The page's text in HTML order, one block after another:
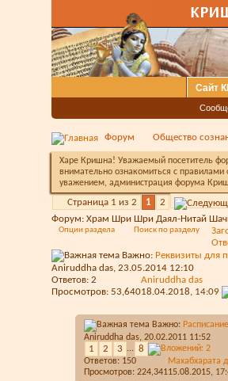
Сайт
Форум Общество
Харе Кришна! Уважаемый посетитель
внимательно ознакомиться с
уважением, администрация форума
Страница 1 из 2 1 2
Форум: Храм Шри Шри Даял-Нитай
Опции раздела Поиск по разделу
Важно: Реквизиты для
Aniruddha das, 23.05.2014 12:10
Ответов: 2
Просмотров: 53,640
Aniruddha das
18.04.2018, 14:09
Важно:
Aniruddha das, 20.02.2011 11:52
1 2 3 ... 8
Ответов: 150
Просмотров: 224,341
Махабхарата
15.08.2015,